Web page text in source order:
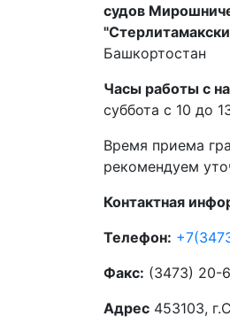
судов
Башкортостан
Часы работы с
суббота с 10 до
Время приема
рекомендуем
Контактная
Телефон:
Факс: (3473) 20-
Адрес 453103,